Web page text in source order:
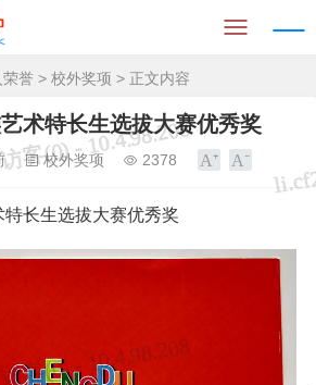
荣誉 > 校外奖项 > 正文内容
术特长生选拔大赛优秀奖
校外奖项 2378
长生选拔大赛优秀奖